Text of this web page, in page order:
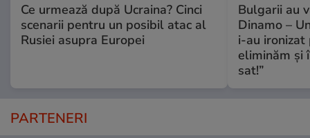
Ce urmează după Ucraina? Cinci
scenarii pentru un posibil atac al
Rusiei asupra Europei
Bulgarii au
Dinamo –
i-au ironizat
eliminăm și
sat!”
PARTENERI